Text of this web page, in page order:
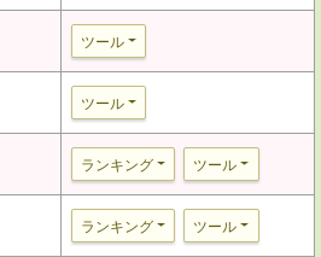
ツール
ツール
ランキング ツール
ランキング ツール